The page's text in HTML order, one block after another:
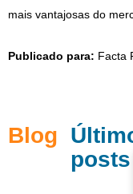
mais vantajosas do
Publicado para: Facta
Blog
posts